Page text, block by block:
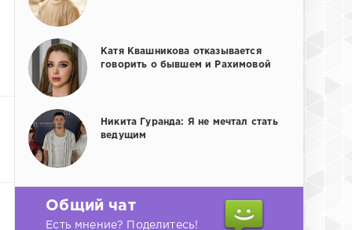
Катя Квашникова отказывается
говорить о бывшем и Рахимовой
Никита Гуранда: Я не мечтал стать
ведущим
Общий чат
Есть мнение? Поделитесь!